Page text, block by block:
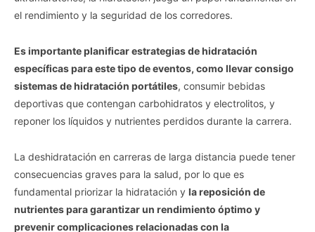
CONFIRM
el rendimiento y la seguridad de los corredores.
Es importante planificar estrategias de hidratación
específicas para este tipo de eventos, como llevar consigo
sistemas de hidratación portátiles, consumir bebidas
deportivas que contengan carbohidratos y electrolitos, y
reponer los líquidos y nutrientes perdidos durante la carrera.
La deshidratación en carreras de larga distancia puede tener
consecuencias graves para la salud, por lo que es
fundamental priorizar la hidratación y la reposición de
nutrientes para garantizar un rendimiento óptimo y
prevenir complicaciones relacionadas con la